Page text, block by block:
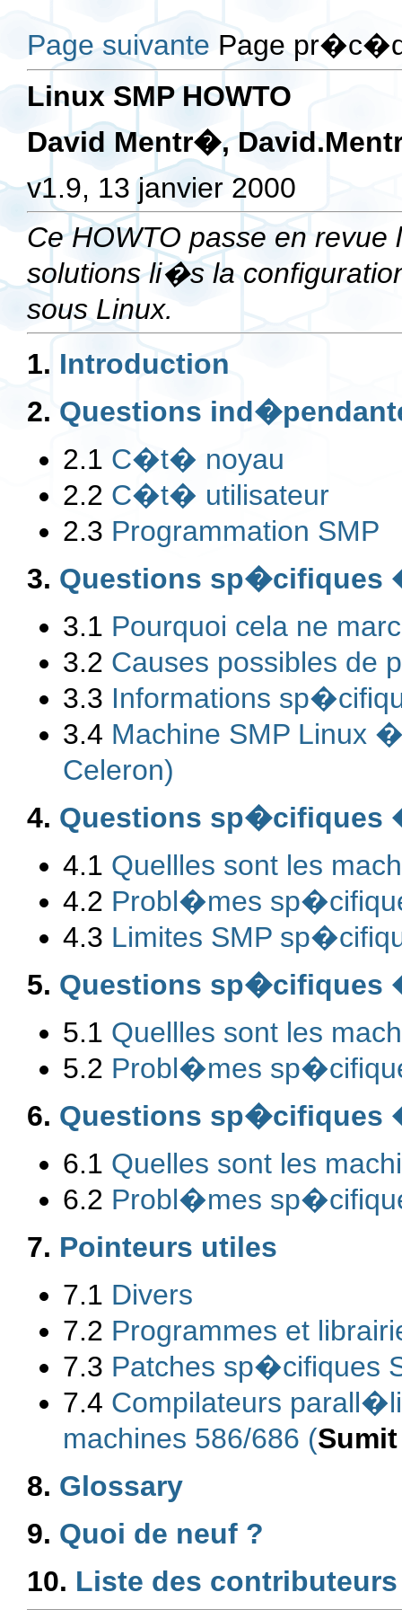
Page suivante Page
Linux SMP HOWTO
David Mentr�,
v1.9, 13 janvier 2000
Ce HOWTO passe en
solutions li�s la
sous Linux.
1. Introduction
2. Questions
2.1 C�t� noyau
2.2 C�t� utilisateur
2.3 Programmation SMP
3. Questions sp�cifiques
3.1 Pourquoi cela ne
3.2 Causes possibles de
3.3 Informations
3.4 Machine SMP Linux
Celeron)
4. Questions sp�cifiques
4.1 Quellles sont les
4.2 Probl�mes
4.3 Limites SMP
5. Questions sp�cifiques
5.1 Quellles sont les
5.2 Probl�mes
6. Questions sp�cifiques
6.1 Quelles sont les
6.2 Probl�mes
7. Pointeurs utiles
7.1 Divers
7.2 Programmes et
7.3 Patches sp�cifiques
7.4 Compilateurs
machines 586/686 (
8. Glossary
9. Quoi de neuf ?
10. Liste des contributeurs